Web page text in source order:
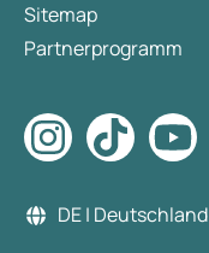
Sitemap
Partnerprogramm
DE | Deutschland